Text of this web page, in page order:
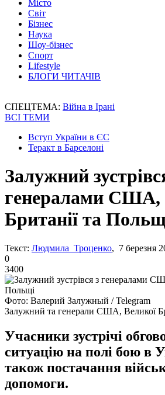
Місто
Світ
Бізнес
Наука
Шоу-бізнес
Спорт
Lifestyle
БЛОГИ ЧИТАЧІВ
СПЕЦТЕМА: Війна в Ірані
ВСІ ТЕМИ
Вступ України в ЄС
Теракт в Барселоні
Залужний
генералами США,
Британії та
Текст: Людмила Троценко, 7 березня
0
3400
Фото: Валерий Залужный / Telegram
Залужний та генерали США, Великої
Учасники зустрічі
ситуацію на полі бою в
також постачання
допомоги.